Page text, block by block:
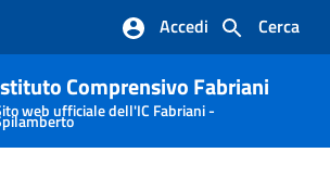
Cerca
Accedi
la navigazioneComprensivo Fabriani
web ufficiale dell'IC Fabriani -